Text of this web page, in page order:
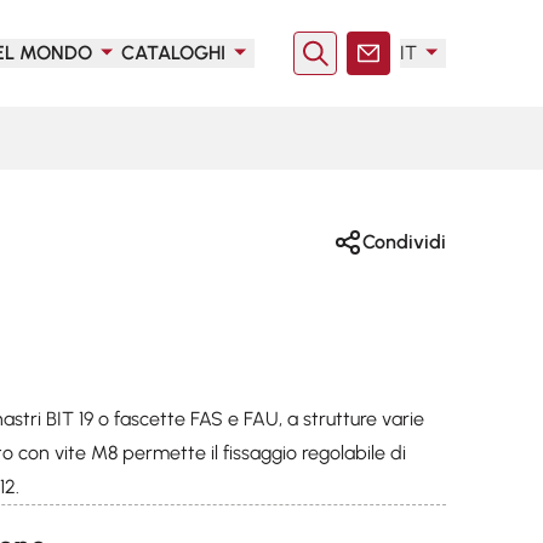
MONDO CATALOGHI RicercaContatto
IT
Condividi
BIT 19 o fascette FAS e FAU, a strutture varie
con vite M8 permette il fissaggio regolabile di